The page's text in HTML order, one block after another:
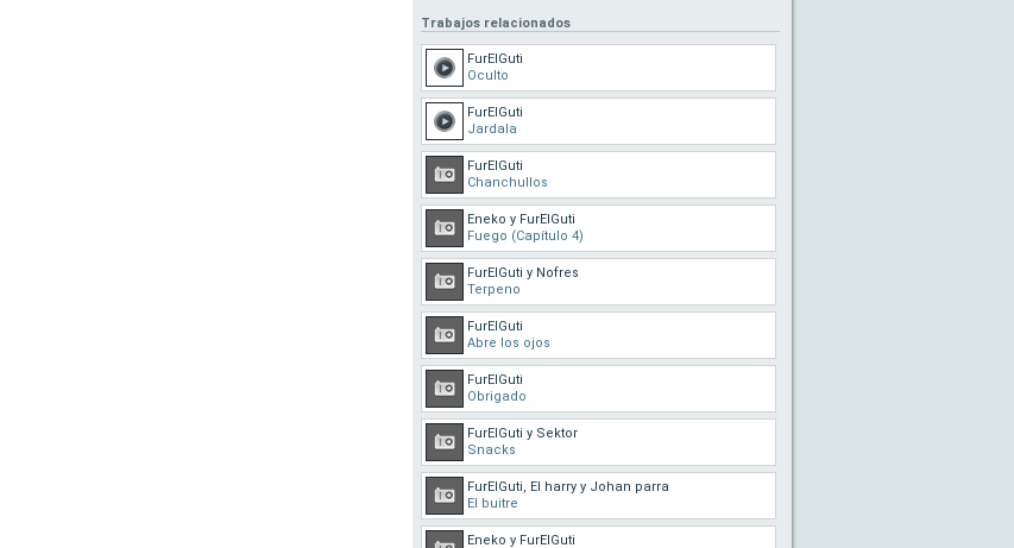
Trabajos relacionados
FurElGuti
Oculto
FurElGuti
Jardala
FurElGuti
Chanchullos
Eneko y FurElGuti
Fuego (Capítulo 4)
FurElGuti y Nofres
Terpeno
FurElGuti
Abre los ojos
FurElGuti
Obrigado
FurElGuti y Sektor
Snacks
FurElGuti, El harry y Johan parra
El buitre
Eneko y FurElGuti